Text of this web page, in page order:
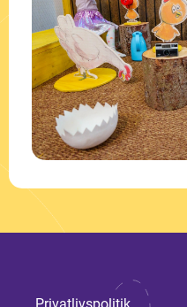
Privatlivspolitik